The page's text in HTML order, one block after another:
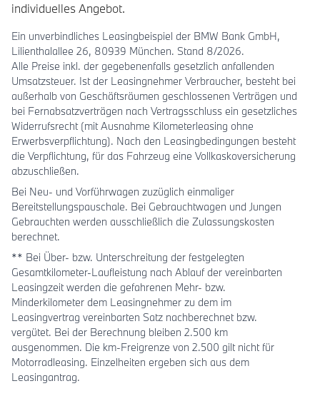
individuelles Angebot.
Ein unverbindliches Leasingbeispiel der BMW Bank GmbH,
Lilienthalallee 26, 80939 München. Stand 8/2026.
Alle Preise inkl. der gegebenenfalls gesetzlich anfallenden
Umsatzsteuer. Ist der Leasingnehmer Verbraucher, besteht bei
außerhalb von Geschäftsräumen geschlossenen Verträgen und
bei Fernabsatzverträgen nach Vertragsschluss ein gesetzliches
Widerrufsrecht (mit Ausnahme Kilometerleasing ohne
Erwerbsverpflichtung). Nach den Leasingbedingungen besteht
die Verpflichtung, für das Fahrzeug eine Vollkaskoversicherung
abzuschließen.
Bei Neu- und Vorführwagen zuzüglich einmaliger
Bereitstellungspauschale. Bei Gebrauchtwagen und Jungen
Gebrauchten werden ausschließlich die Zulassungskosten
berechnet.
** Bei Über- bzw. Unterschreitung der festgelegten
Gesamtkilometer-Laufleistung nach Ablauf der vereinbarten
Leasingzeit werden die gefahrenen Mehr- bzw.
Minderkilometer dem Leasingnehmer zu dem im
Leasingvertrag vereinbarten Satz nachberechnet bzw.
vergütet. Bei der Berechnung bleiben 2.500 km
ausgenommen. Die km-Freigrenze von 2.500 gilt nicht für
Motorradleasing. Einzelheiten ergeben sich aus dem
Leasingantrag.